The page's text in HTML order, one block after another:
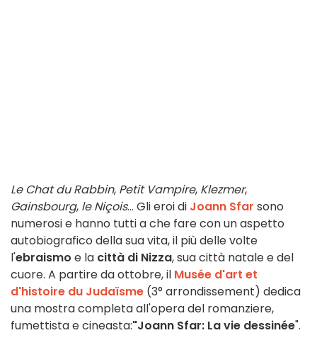
Le Chat du Rabbin, Petit Vampire, Klezmer,
Gainsbourg, le Niçois... Gli eroi di Joann Sfar sono
numerosi e hanno tutti a che fare con un aspetto
autobiografico della sua vita, il più delle volte
l'ebraismo e la città di Nizza, sua città natale e del
cuore. A partire da ottobre, il Musée d'art et
d'histoire du Judaïsme (3° arrondissement) dedica
una mostra completa all'opera del romanziere,
fumettista e cineasta:"Joann Sfar: La vie dessinée".